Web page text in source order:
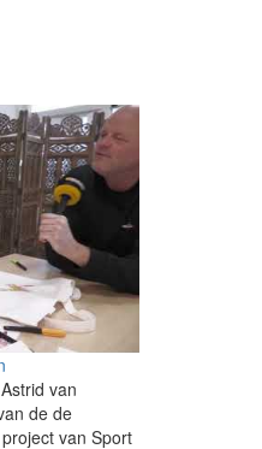
van
de de
van Sport